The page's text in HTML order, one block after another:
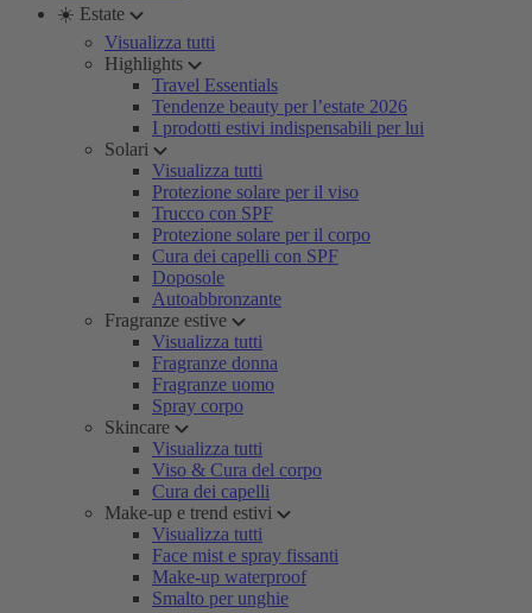
☀️ Estate
Visualizza tutti
Highlights
Travel Essentials
Tendenze beauty per l’estate 2026
I prodotti estivi indispensabili per lui
Solari
Visualizza tutti
Protezione solare per il viso
Trucco con SPF
Protezione solare per il corpo
Cura dei capelli con SPF
Doposole
Autoabbronzante
Fragranze estive
Visualizza tutti
Fragranze donna
Fragranze uomo
Spray corpo
Skincare
Visualizza tutti
Viso & Cura del corpo
Cura dei capelli
Make-up e trend estivi
Visualizza tutti
Face mist e spray fissanti
Make-up waterproof
Smalto per unghie